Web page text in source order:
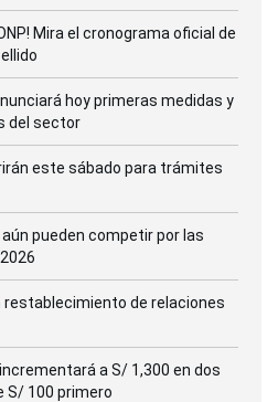
Mira el cronograma oficial de
hoy primeras medidas y
del sector
este sábado para trámites
pueden competir por las
restablecimiento de relaciones
a S/ 1,300 en dos
S/ 100 primero